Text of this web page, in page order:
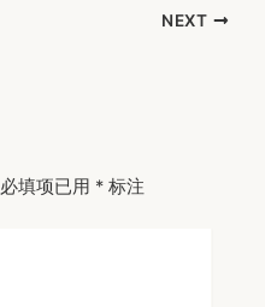
NEXT
必填项已用 * 标注